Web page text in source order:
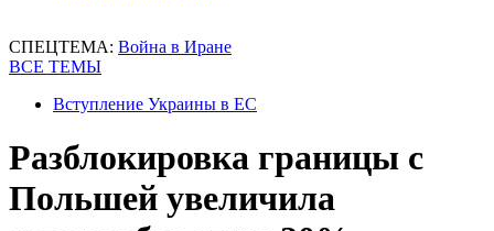
СПЕЦТЕМА: Война в Иране
ВСЕ ТЕМЫ
Вступление Украины в ЕС
Разблокировка границы с
Польшей увеличила